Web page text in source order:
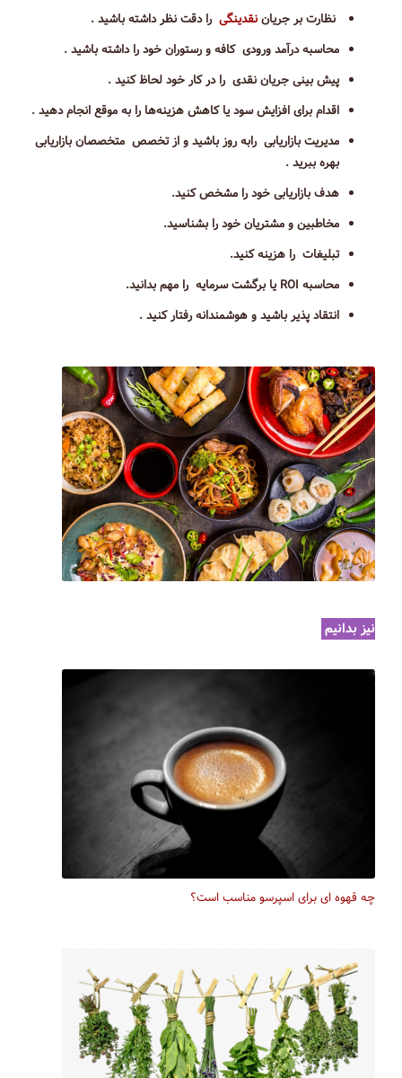
نظارت بر جریاننقدینگی را دقت نظر داشته باشید .
محاسبه درآمد ورودی کافه و رستوران خود را داشته باشید .
پیش بینی جریان نقدی را در کار خود لحاظ کنید .
اقدام برای افزایش سود یا کاهش هزینه‌ها را به موقع انجام دهید .
مدیریت بازاریابی رابه روز باشید و از تخصص متخصصان بازاریابی
بهره ببرید .
هدف بازاریابی خود را مشخص کنید.
مخاطبین و مشتریان خود را بشناسید.
تبلیغات را هزینه کنید.
محاسبه ROI یا برگشت سرمایه را مهم بدانید.
انتقاد پذیر باشید و هوشمندانه رفتار کنید .
نیز بدانیم
چه قهوه ای برای اسپرسو مناسب است؟